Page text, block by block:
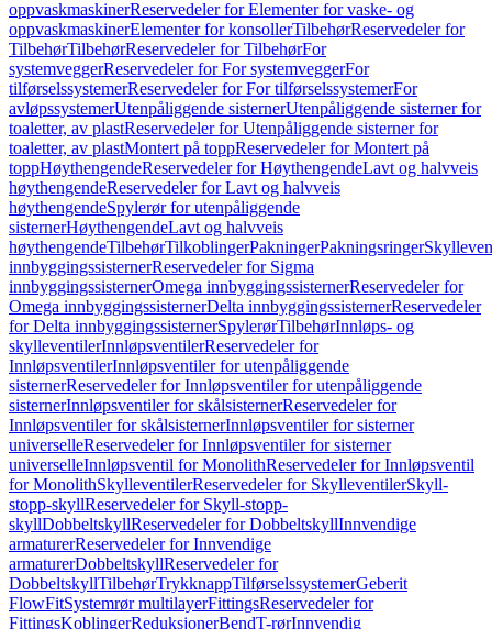
oppvaskmaskinerReservedeler for Elementer for vaske- og
oppvaskmaskinerElementer for konsollerTilbehørReservedeler for
TilbehørTilbehørReservedeler for TilbehørFor
systemveggerReservedeler for For systemveggerFor
tilførselssystemerReservedeler for For tilførselssystemerFor
avløpssystemerUtenpåliggende sisternerUtenpåliggende sisterner for
toaletter, av plastReservedeler for Utenpåliggende sisterner for
toaletter, av plastMontert på toppReservedeler for Montert på
toppHøythengendeReservedeler for HøythengendeLavt og halvveis
høythengendeReservedeler for Lavt og halvveis
høythengendeSpylerør for utenpåliggende
sisternerHøythengendeLavt og halvveis
høythengendeTilbehørTilkoblingerPakningerPakningsringer
innbyggingssisternerReservedeler for Sigma
innbyggingssisternerOmega innbyggingssisternerReservedeler for
Omega innbyggingssisternerDelta innbyggingssisternerReservedeler
for Delta innbyggingssisternerSpylerørTilbehørInnløps- og
skylleventilerInnløpsventilerReservedeler for
InnløpsventilerInnløpsventiler for utenpåliggende
sisternerReservedeler for Innløpsventiler for utenpåliggende
sisternerInnløpsventiler for skålsisternerReservedeler for
Innløpsventiler for skålsisternerInnløpsventiler for sisterner
universelleReservedeler for Innløpsventiler for sisterner
universelleInnløpsventil for MonolithReservedeler for Innløpsventil
for MonolithSkylleventilerReservedeler for SkylleventilerSkyll-
stopp-skyllReservedeler for Skyll-stopp-
skyllDobbeltskyllReservedeler for DobbeltskyllInnvendige
armaturerReservedeler for Innvendige
armaturerDobbeltskyllReservedeler for
DobbeltskyllTilbehørTrykknappTilførselssystemerGeberit
FlowFitSystemrør multilayerFittingsReservedeler for
FittingsKoblingerReduksjonerBendT-rørInnvendig